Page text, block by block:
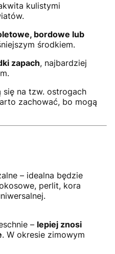
kulistymi
bordowe lub
środkiem.
zapach, najbardziej
się na tzw. ostrogach
zachować, bo mogą
– idealna będzie
perlit, kora
– lepiej znosi
. W okresie zimowym